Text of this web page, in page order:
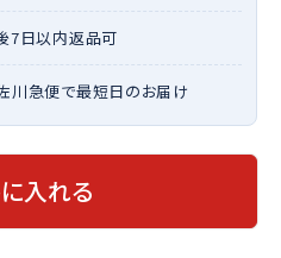
7日以内返品可
川急便で最短日のお届け
入れる